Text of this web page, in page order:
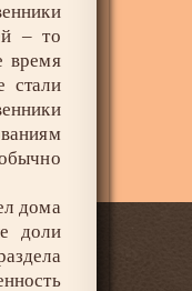
– то
время
стали
дома
доли